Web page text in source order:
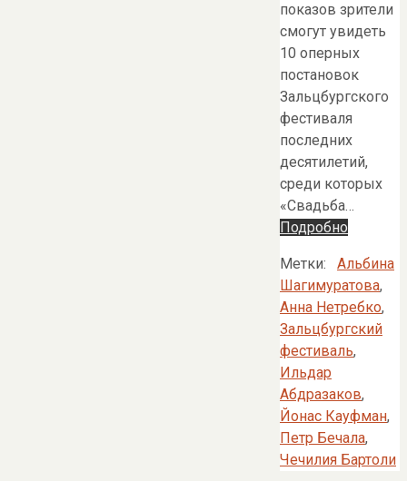
показов зрители
смогут увидеть
10 оперных
постановок
Зальцбургского
фестиваля
последних
десятилетий,
среди которых
«Свадьба…
Подробно
Метки:
Альбина
Шагимуратова,
Анна Нетребко,
Зальцбургский
фестиваль,
Ильдар
Абдразаков,
Йонас Кауфман,
Петр Бечала,
Чечилия Бартоли